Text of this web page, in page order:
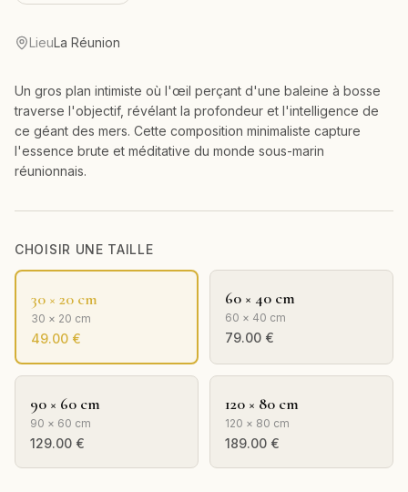
LieuLa Réunion
Un gros plan intimiste où l'œil perçant d'une baleine à bosse
traverse l'objectif, révélant la profondeur et l'intelligence de
ce géant des mers. Cette composition minimaliste capture
l'essence brute et méditative du monde sous-marin
réunionnais.
CHOISIR UNE TAILLE
30 × 20 cm
30 × 20 cm
49.00 €
60 × 40 cm
60 × 40 cm
79.00 €
90 × 60 cm
90 × 60 cm
129.00 €
120 × 80 cm
120 × 80 cm
189.00 €